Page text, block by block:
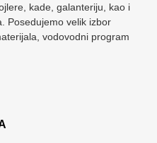
kade, galanteriju, kao i
Posedujemo velik izbor
vodovodni program